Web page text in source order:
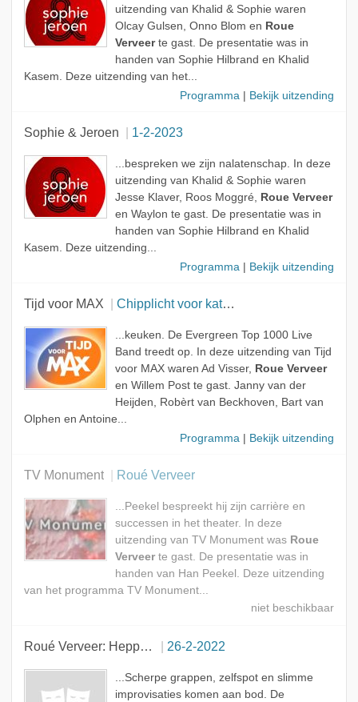
uitzending van Khalid & Sophie waren
Olcay Gulsen, Onno Blom en Roue
Verveerte gast. De presentatie was in
handen van Sophie Hilbrand en Khalid
Kasem. Deze uitzending van het...
Programma
Bekijk uitzending
Sophie & Jeroen 1-2-2023
...bespreken we zijn nalatenschap. In deze
uitzending van Khalid & Sophie waren
Jesse Klaver, Roos Moggré, Roue Verveer
en Waylon te gast. De presentatie was in
handen van Sophie Hilbrand en Khalid
Kasem. Deze uitzending...
Programma
Bekijk uitzending
Tijd voor MAX Chipplicht voor katten
...keuken. De Evergreen Top 1000 Live
Band treedt op. In deze uitzending van Tijd
voor MAX waren Ad Visser, Roue Verveer
en Willem Post te gast. Janny van der
Heijden, Robèrt van Beckhoven, Bart van
Olphen en Antoine...
Programma
Bekijk uitzending
TV Monument Roué Verveer
...Peekel bespreekt hij zijn carrière en
successen in het theater. In deze
uitzending van TV Monument was Roue
Verveerte gast. De presentatie was in
handen van Han Peekel. Deze uitzending
van het programma TV Monument...
Roué Verveer: Heppie de Peppie 26-2-2022
...Scherpe grappen, zelfspot en slimme
improvisaties komen aan bod. De